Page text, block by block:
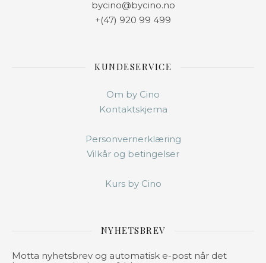
bycino@bycino.no
+(47) 920 99 499
KUNDESERVICE
Om by Cino
Kontaktskjema
Personvernerklæring
Vilkår og betingelser
Kurs by Cino
NYHETSBREV
Motta nyhetsbrev og automatisk e-post når det